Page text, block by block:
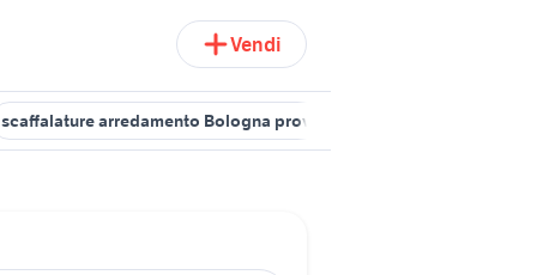
Vendi
scaffalature arredamento Bologna provincia